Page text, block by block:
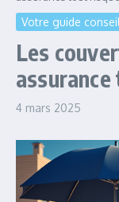
Votre guide
Les
4 mars 2025